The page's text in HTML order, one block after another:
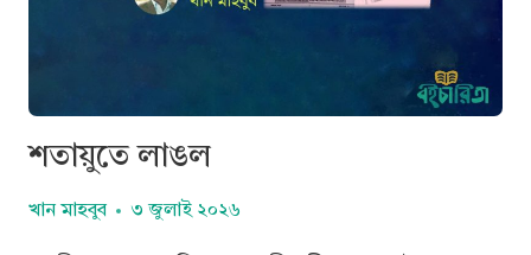
শতায়ুতে লাঙল
খান মাহবুব ৩ জুলাই ২০২৬